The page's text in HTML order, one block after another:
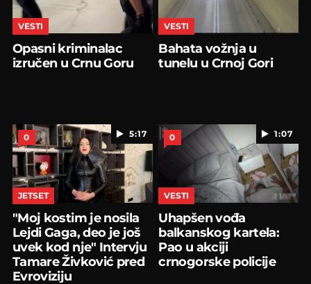
VESTI
Opasni kriminalac
izručen u Crnu Goru
VESTI
Bahata vožnja u
tunelu u Crnoj Gori
5:17
0
JETSET
"Moj kostim je nosila
Lejdi Gaga, deo je još
uvek kod nje" Intervju
Tamare Živković pred
Evroviziju
1:07
0
VESTI
Uhapšen vođa
balkanskog kartela:
Pao u akciji
crnogorske policije